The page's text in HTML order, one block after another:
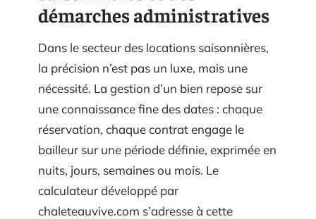
démarches administratives
Dans le secteur des locations saisonnières,
la précision n’est pas un luxe, mais une
nécessité. La gestion d’un bien repose sur
une connaissance fine des dates : chaque
réservation, chaque contrat engage le
bailleur sur une période définie, exprimée en
nuits, jours, semaines ou mois. Le
calculateur développé par
chaleteauvive.com s’adresse à cette